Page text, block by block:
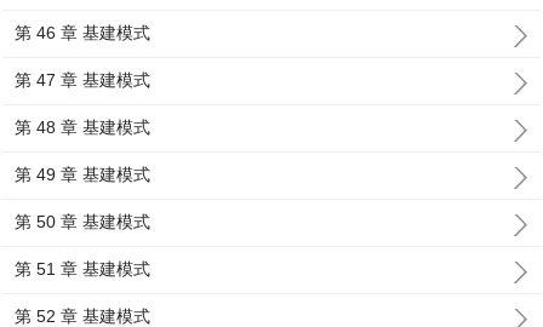
第 46 章 基建模式
第 47 章 基建模式
第 48 章 基建模式
第 49 章 基建模式
第 50 章 基建模式
第 51 章 基建模式
第 52 章 基建模式